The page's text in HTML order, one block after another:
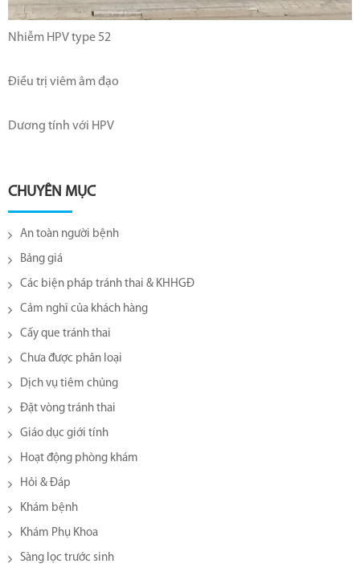
Nhiễm HPV type 52
Điều trị viêm âm đạo
Dương tính với HPV
CHUYÊN MỤC
An toàn người bệnh
Bảng giá
Các biện pháp tránh thai & KHHGĐ
Cảm nghĩ của khách hàng
Cấy que tránh thai
Chưa được phân loại
Dịch vụ tiêm chủng
Đặt vòng tránh thai
Giáo dục giới tính
Hoạt động phòng khám
Hỏi & Đáp
Khám bệnh
Khám Phụ Khoa
Sàng lọc trước sinh